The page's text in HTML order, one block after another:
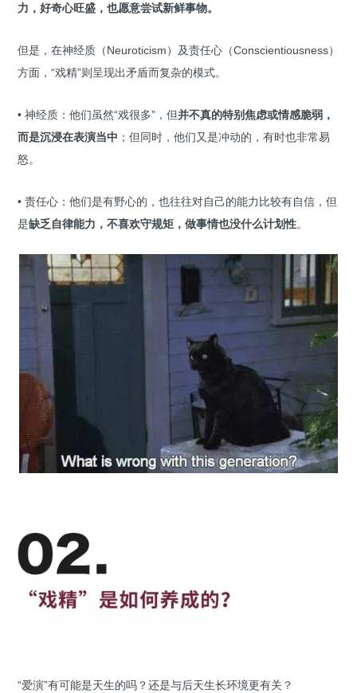
力，好奇心旺盛，也愿意尝试新鲜事物。
但是，在神经质（Neuroticism）及责任心（Conscientiousness）
方面，“戏精”则呈现出矛盾而复杂的模式。
• 神经质：他们虽然“戏很多”，但并不真的特别焦虑或情感脆弱，
而是沉浸在表演当中 ；但同时，他们又是冲动的，有时也非常易
怒。
• 责任心：他们是有野心的，也往往对自己的能力比较有自信，但
是缺乏自律能力，不喜欢守规矩，做事情也没什么计划性。
“爱演”有可能是天生的吗？还是与后天生长环境更有关？